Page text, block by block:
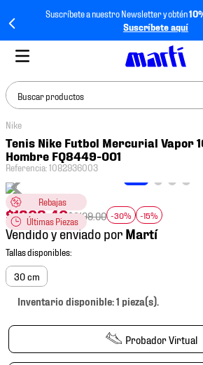
Suscríbete a nuestro Newsletter y obtén
Suscríbete aquí
Buscar productos
Nike
Tenis Nike Futbol Mercurial Vapor
Hombre FQ8449-001
Referencia:1082936003
Rebajas
Últimas Piezas
$1308.40$2199.00 -30% -15%
Vendido y enviado por
30 cm
Inventario disponible: 1 pieza(s).
Probador Virtual
TÉRMINOS MÁS
BUSCADOS
1.
tenis mujer
2.
tenis hombre
3.
tenis
4
jersey
5.
tenis futbol
6.
mochila